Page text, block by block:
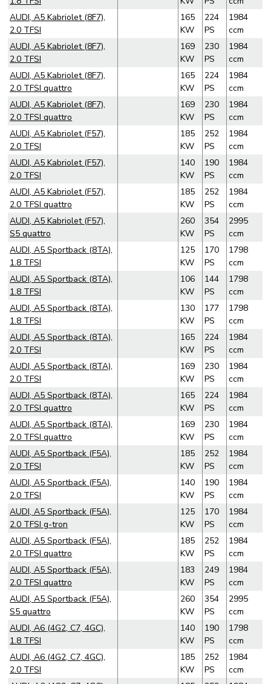
AUDI, A5 Kabriolet (8F7),
2.0 TFSI
165
KW
224
PS
1984
ccm
AUDI, A5 Kabriolet (8F7),
2.0 TFSI
169
KW
230
PS
1984
ccm
AUDI, A5 Kabriolet (8F7),
2.0 TFSI quattro
165
KW
224
PS
1984
ccm
AUDI, A5 Kabriolet (8F7),
2.0 TFSI quattro
169
KW
230
PS
1984
ccm
AUDI, A5 Kabriolet (F57),
2.0 TFSI
185
KW
252
PS
1984
ccm
AUDI, A5 Kabriolet (F57),
2.0 TFSI
140
KW
190
PS
1984
ccm
AUDI, A5 Kabriolet (F57),
2.0 TFSI quattro
185
KW
252
PS
1984
ccm
AUDI, A5 Kabriolet (F57),
S5 quattro
260
KW
354
PS
2995
ccm
AUDI, A5 Sportback (8TA),
1.8 TFSI
125
KW
170
PS
1798
ccm
AUDI, A5 Sportback (8TA),
1.8 TFSI
106
KW
144
PS
1798
ccm
AUDI, A5 Sportback (8TA),
1.8 TFSI
130
KW
177
PS
1798
ccm
AUDI, A5 Sportback (8TA),
2.0 TFSI
165
KW
224
PS
1984
ccm
AUDI, A5 Sportback (8TA),
2.0 TFSI
169
KW
230
PS
1984
ccm
AUDI, A5 Sportback (8TA),
2.0 TFSI quattro
165
KW
224
PS
1984
ccm
AUDI, A5 Sportback (8TA),
2.0 TFSI quattro
169
KW
230
PS
1984
ccm
AUDI, A5 Sportback (F5A),
2.0 TFSI
185
KW
252
PS
1984
ccm
AUDI, A5 Sportback (F5A),
2.0 TFSI
140
KW
190
PS
1984
ccm
AUDI, A5 Sportback (F5A),
2.0 TFSI g-tron
125
KW
170
PS
1984
ccm
AUDI, A5 Sportback (F5A),
2.0 TFSI quattro
185
KW
252
PS
1984
ccm
AUDI, A5 Sportback (F5A),
2.0 TFSI quattro
183
KW
249
PS
1984
ccm
AUDI, A5 Sportback (F5A),
S5 quattro
260
KW
354
PS
2995
ccm
AUDI, A6 (4G2, C7, 4GC),
1.8 TFSI
140
KW
190
PS
1798
ccm
AUDI, A6 (4G2, C7, 4GC),
2.0 TFSI
185
KW
252
PS
1984
ccm